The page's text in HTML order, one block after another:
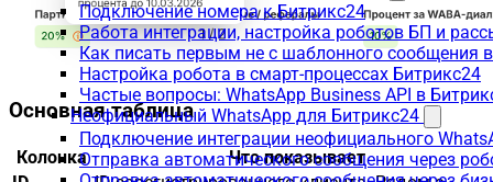
Подключение номера к Битрикс24
Работа интеграции, настройка роботов БП и
Как писать первым не с шаблонного сообщения
Настройка робота в смарт-процессах Битрикс24
Частые вопросы: WhatsApp Business API в
Неофициальный WhatsApp для Битрикс24
Подключение интеграции неофициального
Отправка автоматического сообщения через
Основная таблица
Колонка
Что показывает